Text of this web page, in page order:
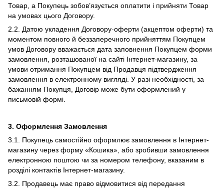
Товар, а Покупець зобов’язується оплатити і прийняти Товар
на умовах цього Договору.
2.2. Датою укладення Договору-оферти (акцептом оферти) та
моментом повного й беззаперечного прийняттям Покупцем
умов Договору вважається дата заповнення Покупцем форми
замовлення, розташованої на сайті Інтернет-магазину, за
умови отримання Покупцем від Продавця підтвердження
замовлення в електронному вигляді. У разі необхідності, за
бажанням Покупця, Договір може бути оформлений у
письмовій формі.
3. Оформлення Замовлення
3.1. Покупець самостійно оформлює замовлення в Інтернет-
магазину через форму «Кошика», або зробивши замовлення
електронною поштою чи за номером телефону, вказаним в
розділі контактів Інтернет-магазину.
3.2. Продавець має право відмовитися від передання